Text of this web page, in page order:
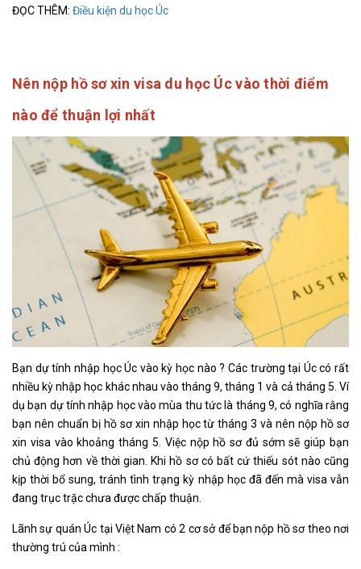
ĐỌC THÊM: Điều kiện du học Úc
Nên nộp hồ sơ xin visa du học Úc vào thời điểm
nào để thuận lợi nhất
Bạn dự tính nhập học Úc vào kỳ học nào ? Các trường tại Úc có rất
nhiều kỳ nhập học khác nhau vào tháng 9, tháng 1 và cả tháng 5. Ví
dụ bạn dự tính nhập học vào mùa thu tức là tháng 9, có nghĩa rằng
bạn nên chuẩn bị hồ sơ xin nhập học từ tháng 3 và nên nộp hồ sơ
xin visa vào khoảng tháng 5. Việc nộp hồ sơ đủ sớm sẽ giúp bạn
chủ động hơn về thời gian. Khi hồ sơ có bất cứ thiếu sót nào cũng
kịp thời bổ sung, tránh tình trạng kỳ nhập học đã đến mà visa vẫn
đang trục trặc chưa được chấp thuận.
Lãnh sự quán Úc tại Việt Nam có 2 cơ sở để bạn nộp hồ sơ theo nơi
thường trú của mình :